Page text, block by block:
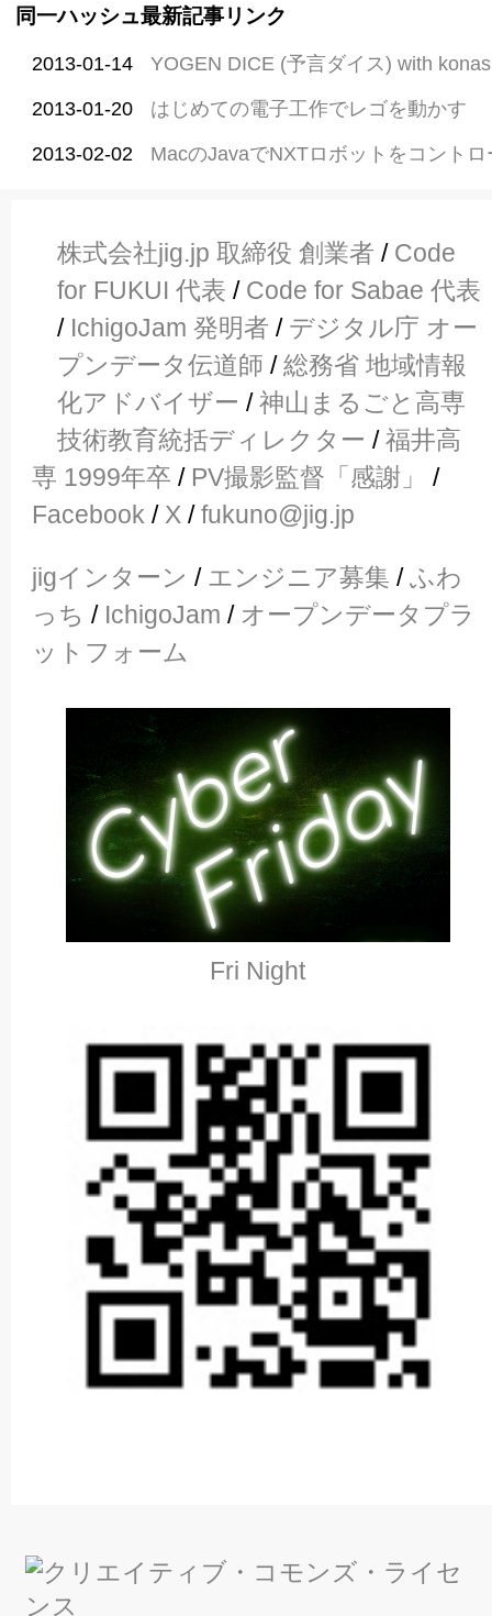
同一ハッシュ最新記事リンク
2013-01-14 YOGEN DICE (予言ダイス) with
2013-01-20 はじめての電子工作でレゴを動かす
2013-02-02 MacのJavaでNXTロボットをコントロ
株式会社jig.jp 取締役 創業者 / Code
for FUKUI 代表 / Code for Sabae 代表
/ IchigoJam 発明者 / デジタル庁 オー
プンデータ伝道師 /総務省 地域情報
化アドバイザー /神山まるごと高専
技術教育統括ディレクター /福井高
専 1999年卒 / PV撮影監督「感謝」
/
Facebook / X /fukuno@jig.jp
jigインターン / エンジニア募集 /ふわ
っち / IchigoJam / オープンデータプラ
ットフォーム
Fri Night